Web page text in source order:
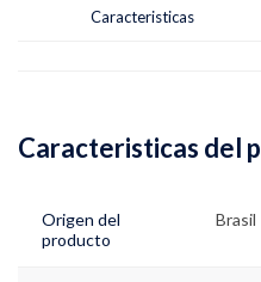
Caracteristicas
Caracteristicas del
Origen del
producto
Brasil